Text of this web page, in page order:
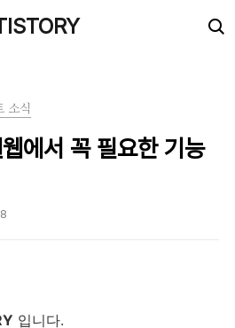
소식
에서 꼭 필요한 기능
입니다.